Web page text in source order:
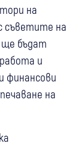
на
съветите на
ще бъдат
и
финансови
на